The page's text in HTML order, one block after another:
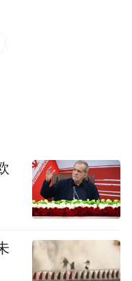
information storage